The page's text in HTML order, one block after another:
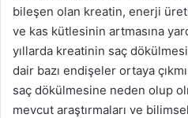
bileşen olan kreatin, enerji
ve kas kütlesinin artmasına
yıllarda kreatinin saç
dair bazı endişeler ortaya
saç dökülmesine neden olup
mevcut araştırmaları ve